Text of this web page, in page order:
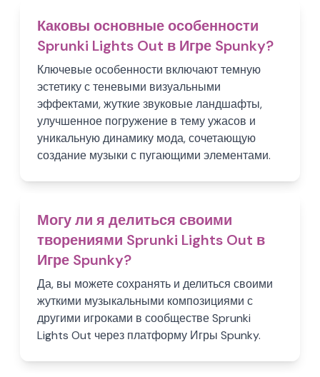
Каковы основные особенности
Sprunki Lights Out в Игре Spunky?
Ключевые особенности включают темную
эстетику с теневыми визуальными
эффектами, жуткие звуковые ландшафты,
улучшенное погружение в тему ужасов и
уникальную динамику мода, сочетающую
создание музыки с пугающими элементами.
Могу ли я делиться своими
творениями Sprunki Lights Out в
Игре Spunky?
Да, вы можете сохранять и делиться своими
жуткими музыкальными композициями с
другими игроками в сообществе Sprunki
Lights Out через платформу Игры Spunky.